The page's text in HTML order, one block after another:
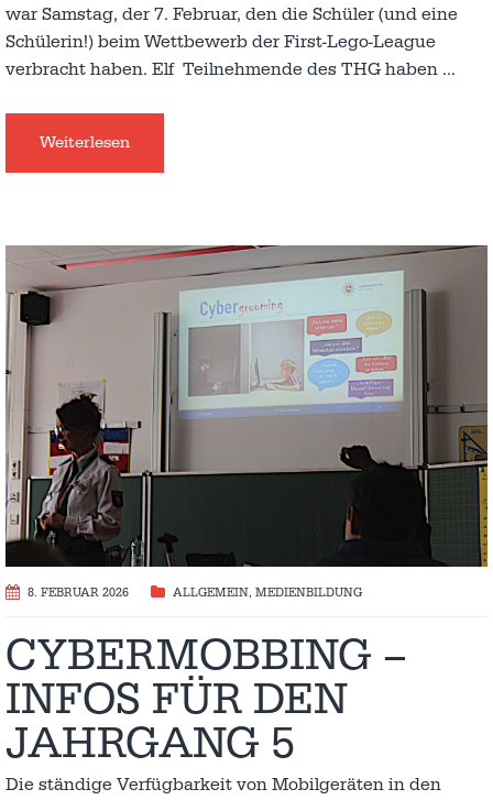
war Samstag, der 7. Februar, den die Schüler (und eine
Schülerin!) beim Wettbewerb der First-Lego-League
verbracht haben. Elf Teilnehmende des THG haben …
Weiterlesen
8. FEBRUAR 2026 ALLGEMEIN, MEDIENBILDUNG
CYBERMOBBING –
INFOS FÜR DEN
JAHRGANG 5
Die ständige Verfügbarkeit von Mobilgeräten in den